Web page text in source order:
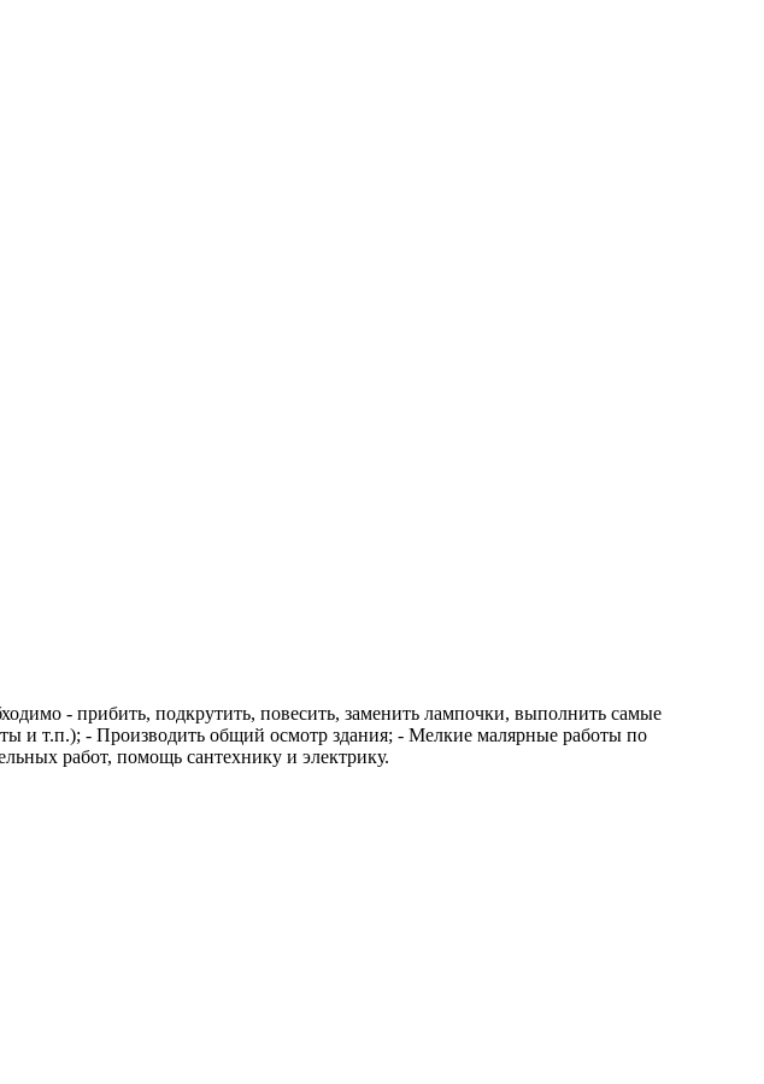
- прибить, подкрутить, повесить, заменить лампочки, выполнить самые
и т.п.); - Производить общий осмотр здания; - Мелкие малярные работы по
работ, помощь сантехнику и электрику.